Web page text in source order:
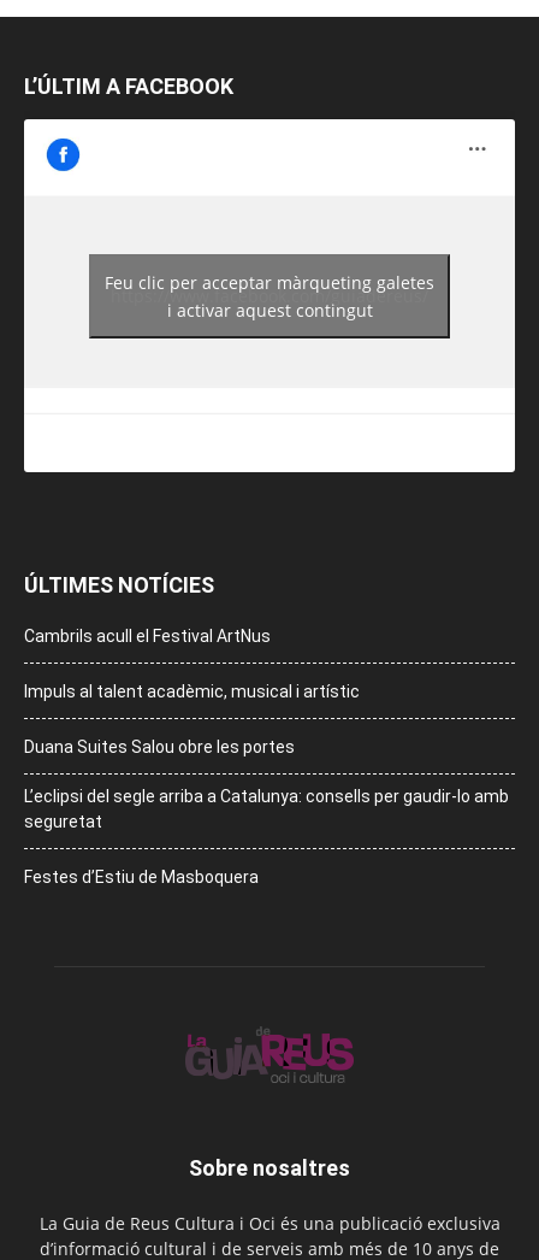
L’ÚLTIM A FACEBOOK
https://www.facebook.com/guiadereus/
Feu clic per acceptar màrqueting galetes
i activar aquest contingut
ÚLTIMES NOTÍCIES
Cambrils acull el Festival ArtNus
Impuls al talent acadèmic, musical i artístic
Duana Suites Salou obre les portes
L’eclipsi del segle arriba a Catalunya: consells per gaudir-lo amb
seguretat
Festes d’Estiu de Masboquera
Sobre nosaltres
La Guia de Reus Cultura i Oci és una publicació exclusiva
d’informació cultural i de serveis amb més de 10 anys de